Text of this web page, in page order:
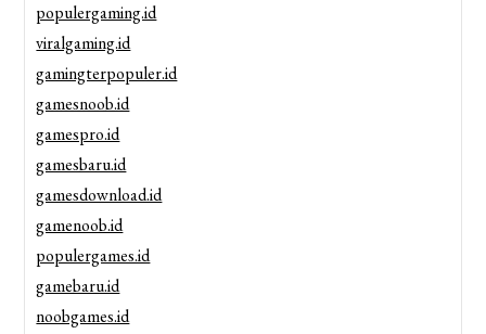
populergaming.id
viralgaming.id
gamingterpopuler.id
gamesnoob.id
gamespro.id
gamesbaru.id
gamesdownload.id
gamenoob.id
populergames.id
gamebaru.id
noobgames.id